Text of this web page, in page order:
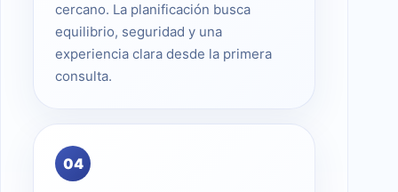
cercano. La planificación busca
equilibrio, seguridad y una
experiencia clara desde la primera
consulta.
04